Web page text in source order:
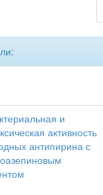
и
активность
антипирина с